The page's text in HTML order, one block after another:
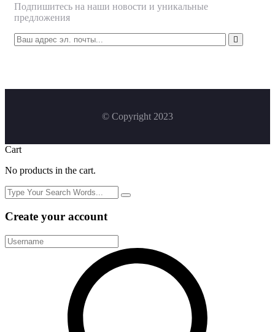
Подпишитесь на наши новости и уникальные
предложения
© Copyright 2023
Cart
No products in the cart.
Create your account